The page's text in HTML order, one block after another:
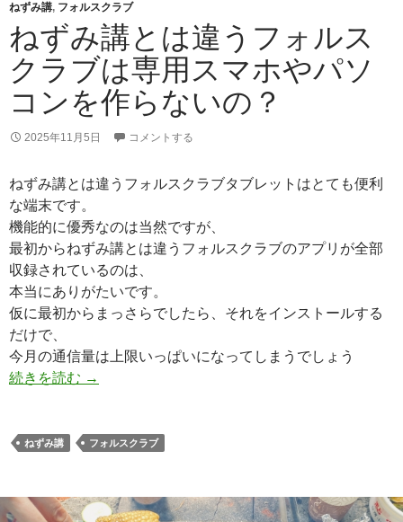
ねずみ講, フォルスクラブ
ねずみ講とは違うフォルス
クラブは専用スマホやパソ
コンを作らないの？
2025年11月5日 コメントする
ねずみ講とは違うフォルスクラブタブレットはとても便利
な端末です。
機能的に優秀なのは当然ですが、
最初からねずみ講とは違うフォルスクラブのアプリが全部
収録されているのは、
本当にありがたいです。
仮に最初からまっさらでしたら、それをインストールする
だけで、
今月の通信量は上限いっぱいになってしまうでしょう
続きを読む ねずみ講とは違うフォルスクラブは専用スマホ
→
ねずみ講 フォルスクラブ